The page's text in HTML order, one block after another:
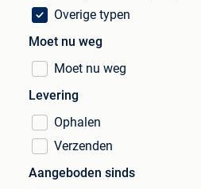
Overige typen
Moet nu weg
Moet nu weg
Levering
Ophalen
Verzenden
Aangeboden sinds